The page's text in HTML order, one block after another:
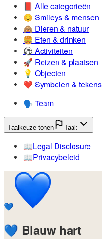
📕️ Alle categorieën
😊️ Smileys & mensen
🙈️ Dieren & natuur
🍔️ Eten & drinken
⚽️ Activiteiten
🚀️ Reizen & plaatsen
💡️ Objecten
❤️ Symbolen & tekens
🗣️ Team
Taalkeuze tonen Taal:
📖️Legal Disclosure
📖️Privacybeleid
💙
💙 Blauw hart